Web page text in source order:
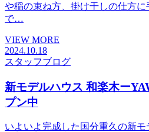
や稲の束ね方、掛け干しの仕方
で…
VIEW MORE
2024.10.18
スタッフブログ
新モデルハウス 和楽木ー
プン中
いよいよ完成した国分重久の新